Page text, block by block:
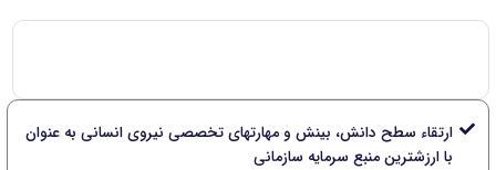
ارتقاء سطح دانش، بینش و مهارتهای تخصصی نیروی انسانی به عنوان
با ارزشترین منبع سرمایه سازمانی